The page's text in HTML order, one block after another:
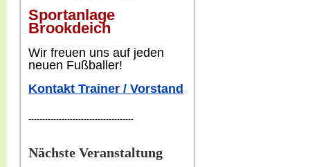
Sportanlage
Brookdeich
Wir freuen uns auf jeden
neuen Fußballer!
Kontakt Trainer / Vorstand
--------------------------------------
Nächste Veranstaltung